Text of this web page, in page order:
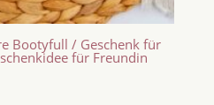
Bootyfull / Geschenk für
für Freundin